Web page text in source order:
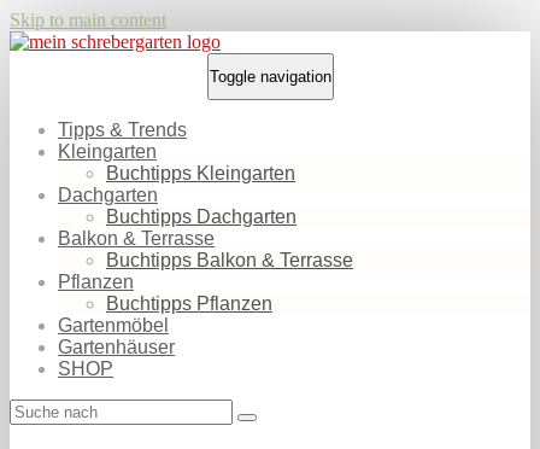
Skip to main content
Toggle navigation
Tipps & Trends
Kleingarten
Buchtipps Kleingarten
Dachgarten
Buchtipps Dachgarten
Balkon & Terrasse
Buchtipps Balkon & Terrasse
Pflanzen
Buchtipps Pflanzen
Gartenmöbel
Gartenhäuser
SHOP